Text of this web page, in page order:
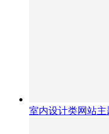
室内设计类网站主